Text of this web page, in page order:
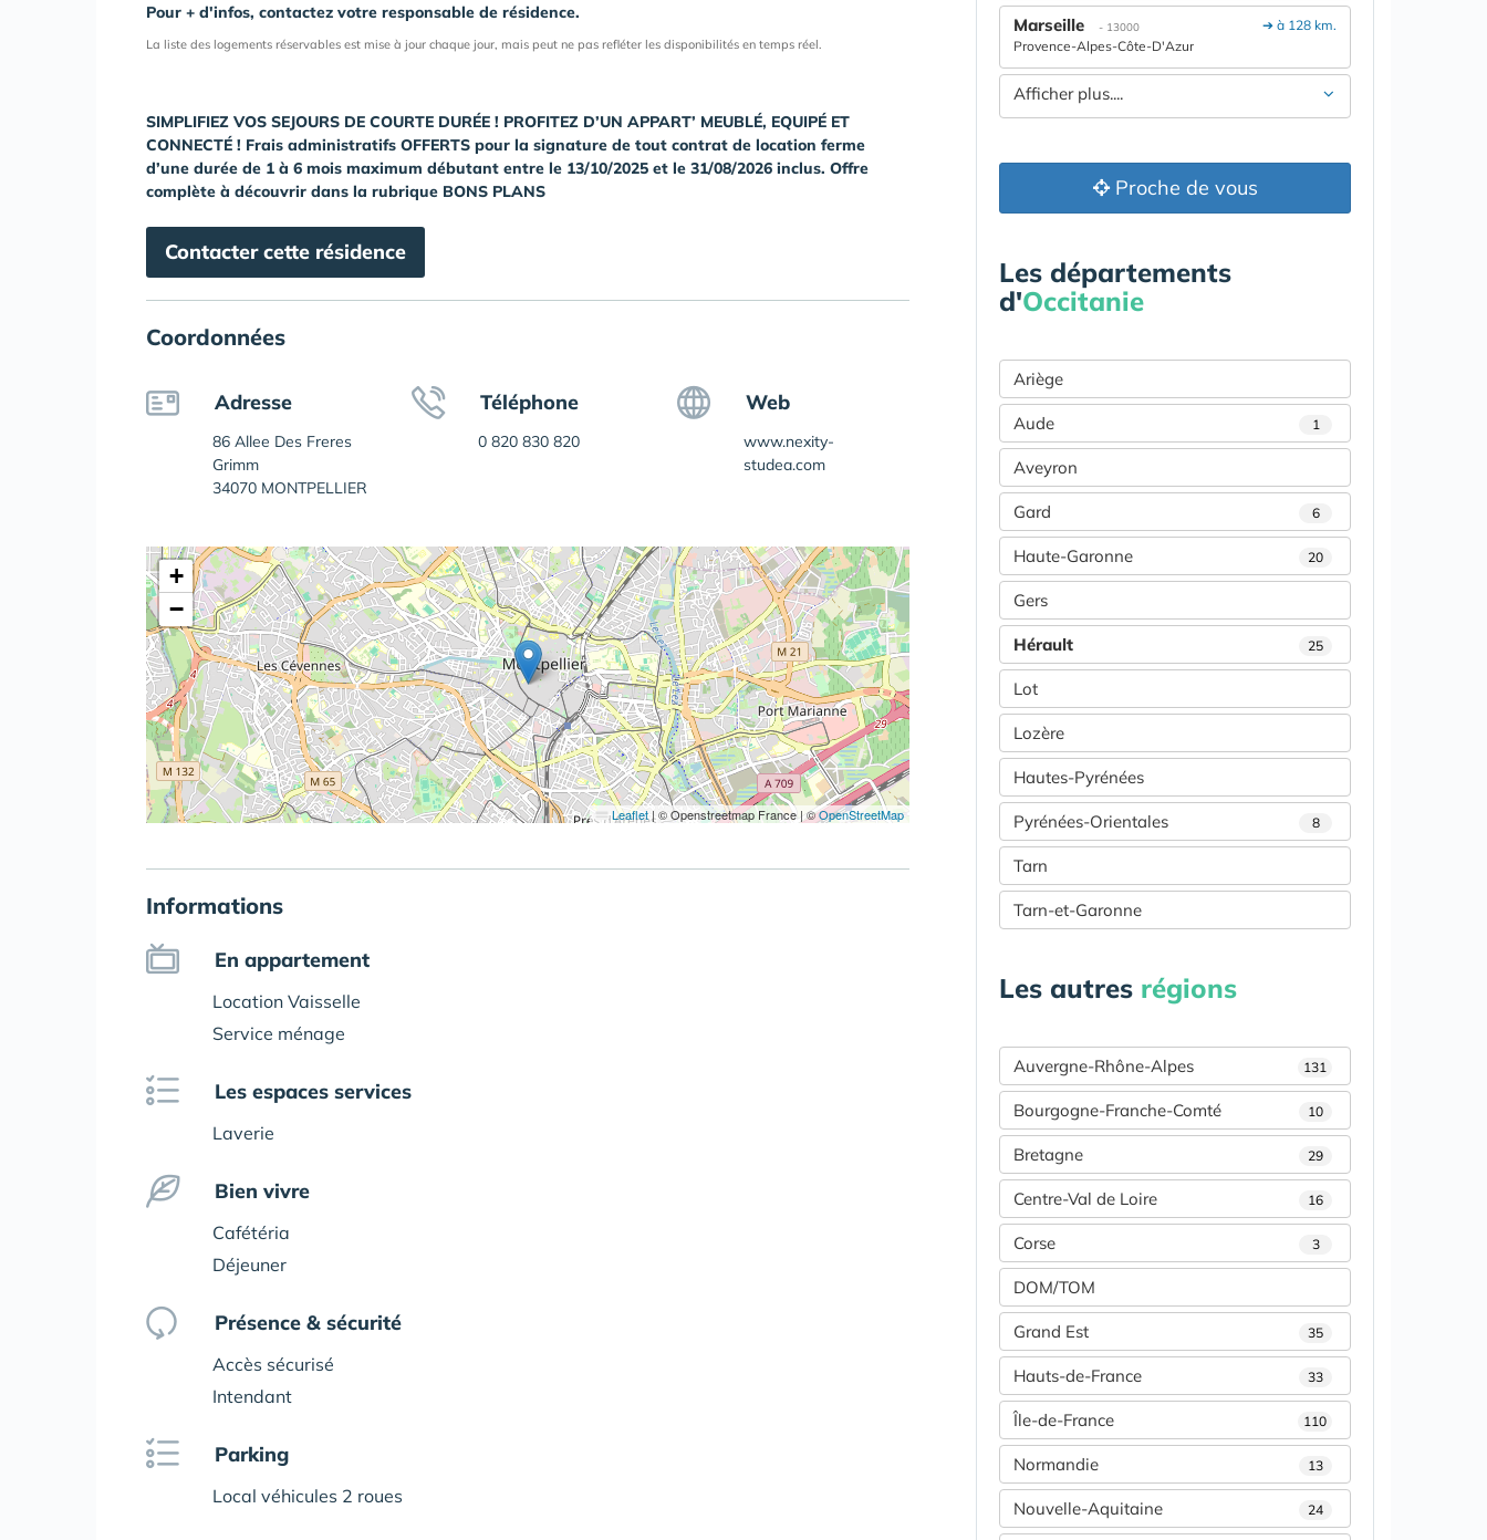
Pour + d'infos, contactez votre responsable de résidence.
La liste des logements réservables est mise à jour chaque jour, mais peut ne pas refléter les disponibilités en temps réel.
SIMPLIFIEZ VOS SEJOURS DE COURTE DURÉE ! PROFITEZ D’UN APPART’ MEUBLÉ, EQUIPÉ ET
CONNECTÉ ! Frais administratifs OFFERTS pour la signature de tout contrat de location ferme
d’une durée de 1 à 6 mois maximum débutant entre le 13/10/2025 et le 31/08/2026 inclus. Offre
complète à découvrir dans la rubrique BONS PLANS
Contacter cette résidence
Coordonnées
Adresse
86 Allee Des Freres
Grimm
34070 MONTPELLIER
Téléphone
0 820 830 820
Web
www.nexity-
studea.com
+
−
Leaflet |© Openstreetmap France | ©OpenStreetMap
Informations
En appartement
Location Vaisselle
Service ménage
Les espaces services
Laverie
Bien vivre
Cafétéria
Déjeuner
Présence & sécurité
Accès sécurisé
Intendant
Parking
Local véhicules 2 roues
➔ à 128 km.
Marseille - 13000
Provence-Alpes-Côte-D'Azur
Afficher plus....
Proche de vous
Les départements
d'Occitanie
Ariège
Aude 1
Aveyron
Gard 6
Haute-Garonne 20
Gers
Hérault 25
Lot
Lozère
Hautes-Pyrénées
Pyrénées-Orientales 8
Tarn
Tarn-et-Garonne
Les autres régions
Auvergne-Rhône-Alpes 131
Bourgogne-Franche-Comté 10
Bretagne 29
Centre-Val de Loire 16
Corse 3
DOM/TOM
Grand Est 35
Hauts-de-France 33
Île-de-France 110
Normandie 13
Nouvelle-Aquitaine 24